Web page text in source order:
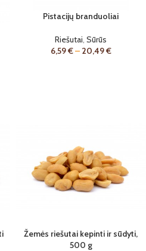
Pistacijų branduoliai
Riešutai Sūrūs
6,59€– 20,49€
Žemės riešutai kepinti ir sūdyti,
500 g